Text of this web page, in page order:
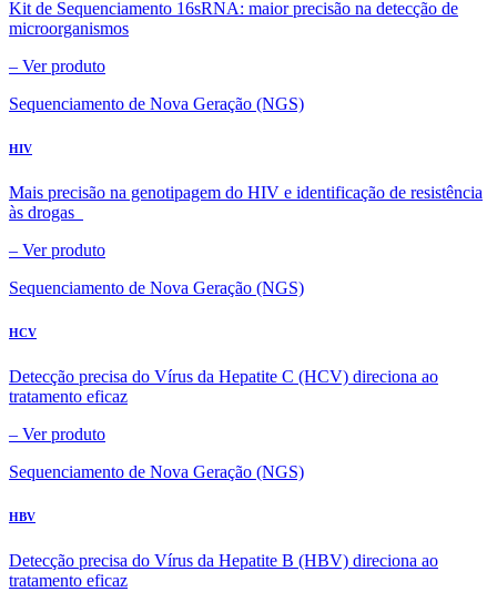
Kit de Sequenciamento 16sRNA: maior precisão na detecção de
microorganismos
– Ver produto
Sequenciamento de Nova Geração (NGS)
HIV
Mais precisão na genotipagem do HIV e identificação de resistência
às drogas
– Ver produto
Sequenciamento de Nova Geração (NGS)
HCV
Detecção precisa do Vírus da Hepatite C (HCV) direciona ao
tratamento eficaz
– Ver produto
Sequenciamento de Nova Geração (NGS)
HBV
Detecção precisa do Vírus da Hepatite B (HBV) direciona ao
tratamento eficaz